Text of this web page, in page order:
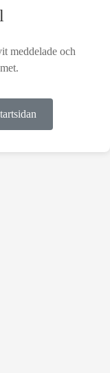
meddelade och